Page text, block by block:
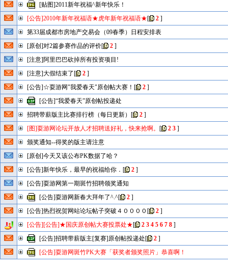
[贴图]2011新年祝福^新年快乐！
[公告]2010年新年祝福语★虎年新年祝福语★[ 2 ]
第33届成都市房地产交易会（09春季）日程安排表
[原创]对2篇参赛作品的评价[ 2 ]
[注意]阿里巴巴砍掉所有投资项目!
[注意]大假结束了 [ 2 ]
[公告]☆耍游网"我爱春天"原创帖大赛！ [ 2 ]
[公告]“我爱春天”原创帖投递处
招聘带薪版主比赛排行榜（每日更新） [ 2 ]
[图]耍游网论坛开放人才招聘送好礼，快来抢啊。 [ 2 3 ]
颁奖通知--得奖的版主请注意
[原创]今天又该公布PK数据了哈？
[公告]新年快乐，最早的祝福给你． [ 2 ]
[公告]耍游网第一期斑竹招聘领奖通知
[公告]耍游网新春大拜年了^.^[ 2 ]
[公告]热烈祝贺网站论坛帖子突破４００００ [ 2 ]
[公告][公告]★国庆原创帖大赛投票处★[ 2 3 4 5 6 7 8 ]
[公告]招聘带薪版主[复赛]原创帖投递处[ 2 ]
[公告]耍游网斑竹PK大赛「获奖者颁奖照片」恭喜啊！